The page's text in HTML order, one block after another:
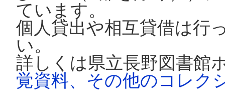
ています。
個人貸出や相互貸借は行
い。
詳しくは県立長野図書館
覚資料、その他のコレク